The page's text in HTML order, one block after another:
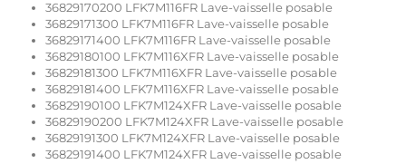
36829170200 LFK7M116FR Lave-vaisselle posable
36829171300 LFK7M116FR Lave-vaisselle posable
36829171400 LFK7M116FR Lave-vaisselle posable
36829180100 LFK7M116XFR Lave-vaisselle posable
36829181300 LFK7M116XFR Lave-vaisselle posable
36829181400 LFK7M116XFR Lave-vaisselle posable
36829190100 LFK7M124XFR Lave-vaisselle posable
36829190200 LFK7M124XFR Lave-vaisselle posable
36829191300 LFK7M124XFR Lave-vaisselle posable
36829191400 LFK7M124XFR Lave-vaisselle posable